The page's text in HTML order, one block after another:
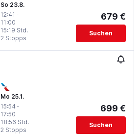
So 23.8.
12:41 -
11:00
2 Stopps
15:19 Std.
679 €
Suchen
Mo 25.1.
15:54 -
17:50
2 Stopps
18:56 Std.
699 €
Suchen